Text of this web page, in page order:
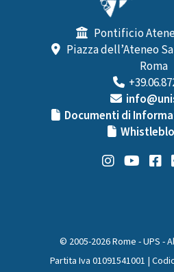
Pontificio
Piazza dell’Ateneo
Roma
Documenti di
© 2005-2026 Rome - UPS -
Partita Iva 01091541001 |